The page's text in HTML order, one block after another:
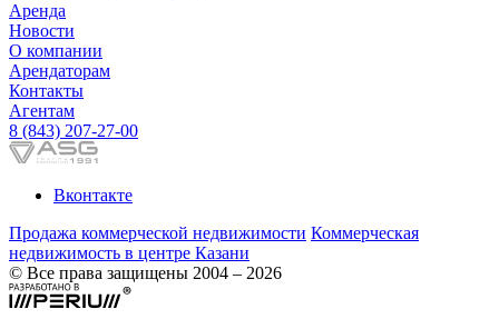
Аренда
Новости
О компании
Арендаторам
Контакты
Агентам
8 (843) 207-27-00
Вконтакте
Продажа коммерческой недвижимости Коммерческая
недвижимость в центре Казани
© Все права защищены 2004 – 2026